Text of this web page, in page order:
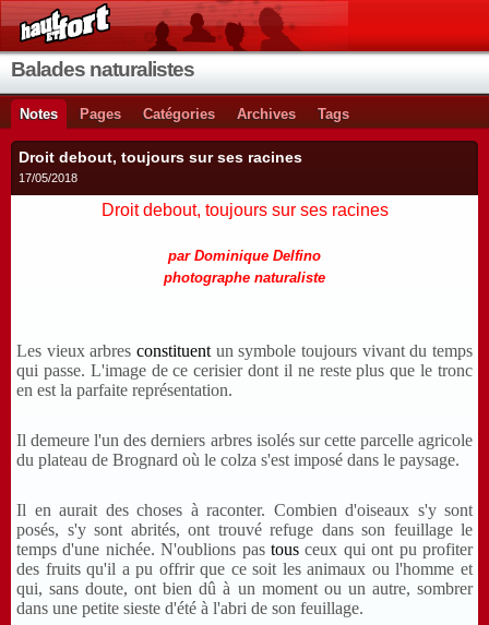
Balades naturalistes
Notes Pages Catégories Archives Tags
Droit debout, toujours sur ses racines
17/05/2018
Droit debout, toujours sur ses racines
par Dominique Delfino
photographe naturaliste
Les vieux arbres constituent un symbole toujours vivant du temps
qui passe. L'image de ce cerisier dont il ne reste plus que le tronc
en est la parfaite représentation.
Il demeure l'un des derniers arbres isolés sur cette parcelle agricole
du plateau de Brognard où le colza s'est imposé dans le paysage.
Il en aurait des choses à raconter. Combien d'oiseaux s'y sont
posés, s'y sont abrités, ont trouvé refuge dans son feuillage le
temps d'une nichée. N'oublions pas tous ceux qui ont pu profiter
des fruits qu'il a pu offrir que ce soit les animaux ou l'homme et
qui, sans doute, ont bien dû à un moment ou un autre, sombrer
dans une petite sieste d'été à l'abri de son feuillage.